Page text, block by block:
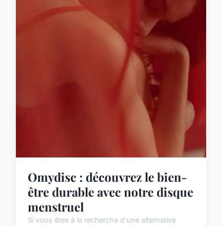
Omydisc : découvrez le bien-
être durable avec notre disque
menstruel
Si vous êtes à la recherche d'une alternative